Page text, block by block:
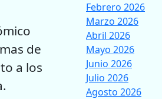
de
a los
Febrero 2026
Marzo 2026
Abril 2026
Mayo 2026
Junio 2026
Julio 2026
Agosto 2026